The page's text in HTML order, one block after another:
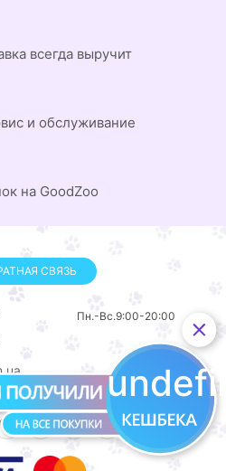
всегда выручит
и обслуживание
на GoodZoo
СВЯЗЬ
Пн.-Вс.9:00-20:00